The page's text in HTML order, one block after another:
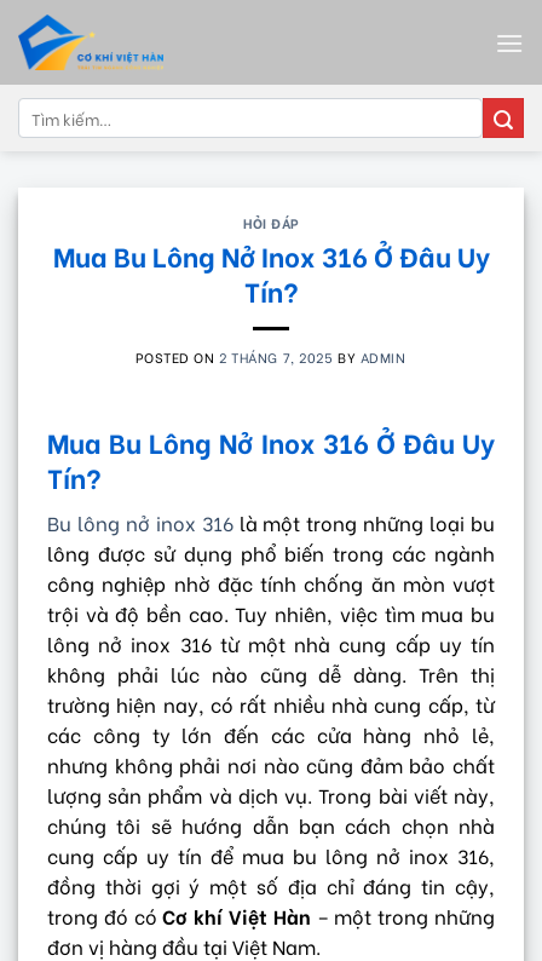
content
Tìm
kiếm:
HỎI ĐÁP
Mua Bu Lông Nở Inox 316 Ở Đâu Uy
Tín?
POSTED ON 2 THÁNG 7, 2025 BY ADMIN
Mua Bu Lông Nở Inox 316 Ở Đâu Uy
Tín?
Bu lông nở inox 316là một trong những loại bu
lông được sử dụng phổ biến trong các ngành
công nghiệp nhờ đặc tính chống ăn mòn vượt
trội và độ bền cao. Tuy nhiên, việc tìm mua bu
lông nở inox 316 từ một nhà cung cấp uy tín
không phải lúc nào cũng dễ dàng. Trên thị
trường hiện nay, có rất nhiều nhà cung cấp, từ
các công ty lớn đến các cửa hàng nhỏ lẻ,
nhưng không phải nơi nào cũng đảm bảo chất
lượng sản phẩm và dịch vụ. Trong bài viết này,
chúng tôi sẽ hướng dẫn bạn cách chọn nhà
cung cấp uy tín để mua bu lông nở inox 316,
đồng thời gợi ý một số địa chỉ đáng tin cậy,
trong đó cóCơ khí Việt Hàn – một trong những
đơn vị hàng đầu tại Việt Nam.